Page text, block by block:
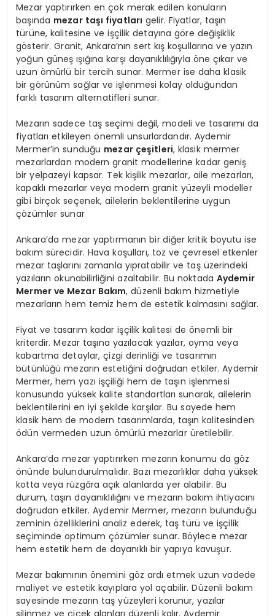
Mezar yaptırırken en çok merak edilen konuların
başında mezar taşı fiyatları gelir. Fiyatlar, taşın
türüne, kalitesine ve işçilik detayına göre değişiklik
gösterir. Granit, Ankara’nın sert kış koşullarına ve yazın
yoğun güneş ışığına karşı dayanıklılığıyla öne çıkar ve
uzun ömürlü bir tercih sunar. Mermer ise daha klasik
bir görünüm sağlar ve işlenmesi kolay olduğundan
farklı tasarım alternatifleri sunar.
Mezarın sadece taş seçimi değil, modeli ve tasarımı da
fiyatları etkileyen önemli unsurlardandır. Aydemir
Mermer’in sunduğu mezar çeşitleri, klasik mermer
mezarlardan modern granit modellerine kadar geniş
bir yelpazeyi kapsar. Tek kişilik mezarlar, aile mezarları,
kapaklı mezarlar veya modern granit yüzeyli modeller
gibi birçok seçenek, ailelerin beklentilerine uygun
çözümler sunar
Ankara’da mezar yaptırmanın bir diğer kritik boyutu ise
bakım sürecidir. Hava koşulları, toz ve çevresel etkenler
mezar taşlarını zamanla yıpratabilir ve taş üzerindeki
yazıların okunabilirliğini azaltabilir. Bu noktada Aydemir
Mermer ve Mezar Bakım, düzenli bakım hizmetiyle
mezarların hem temiz hem de estetik kalmasını sağlar.
Fiyat ve tasarım kadar işçilik kalitesi de önemli bir
kriterdir. Mezar taşına yazılacak yazılar, oyma veya
kabartma detaylar, çizgi derinliği ve tasarımın
bütünlüğü mezarın estetiğini doğrudan etkiler. Aydemir
Mermer, hem yazı işçiliği hem de taşın işlenmesi
konusunda yüksek kalite standartları sunarak, ailelerin
beklentilerini en iyi şekilde karşılar. Bu sayede hem
klasik hem de modern tasarımlarda, taşın kalitesinden
ödün vermeden uzun ömürlü mezarlar üretilebilir.
Ankara’da mezar yaptırırken mezarın konumu da göz
önünde bulundurulmalıdır. Bazı mezarlıklar daha yüksek
kotta veya rüzgâra açık alanlarda yer alabilir. Bu
durum, taşın dayanıklılığını ve mezarın bakım ihtiyacını
doğrudan etkiler. Aydemir Mermer, mezarın bulunduğu
zeminin özelliklerini analiz ederek, taş türü ve işçilik
seçiminde optimum çözümler sunar. Böylece mezar
hem estetik hem de dayanıklı bir yapıya kavuşur.
Mezar bakımının önemini göz ardı etmek uzun vadede
maliyet ve estetik kayıplara yol açabilir. Düzenli bakım
sayesinde mezarın taş yüzeyleri korunur, yazılar
silinmez ve çiçek alanları düzenli kalır. Aydemir